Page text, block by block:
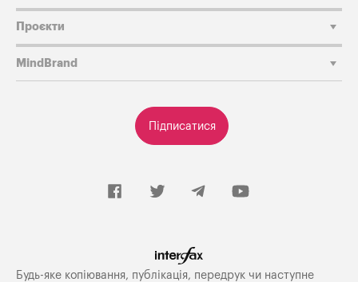
Підписатися
Проєкти
MindBrand
Будь-яке копiювання, публiкацiя, передрук чи наступне